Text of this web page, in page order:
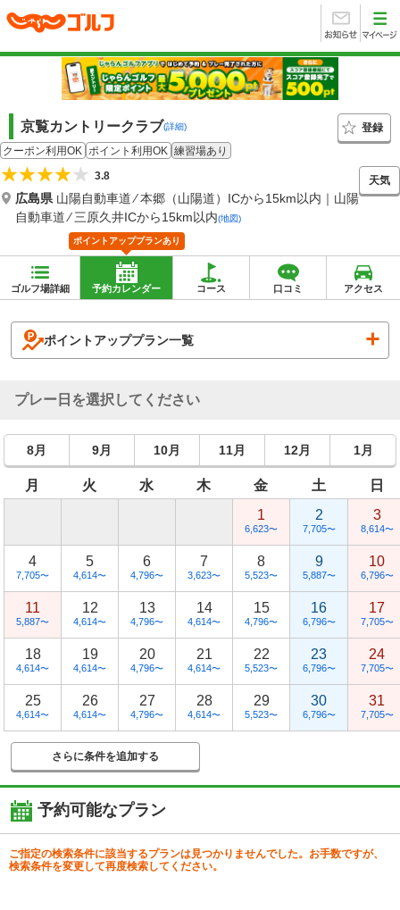
京覧カントリークラブ(詳細)
登録
クーポン利用OK ポイント利用OK 練習場あり
3.8
広島県 山陽自動車道 ⁄ 本郷（山陽道）ICから15km以内｜山陽
自動車道 ⁄ 三原久井ICから15km以内(地図)
天気
ゴルフ場詳細 予約カレンダー
ポイントアッププランあり
コース 口コミ アクセス
ポイントアッププラン一覧
プレー日を選択してください
8月 9月 10月 11月 12月 1月
月 火 水 木 金 土
日
1
6,623〜
2
7,705〜
3
8,614〜
4
7,705〜
5
4,614〜
6
4,796〜
7
3,623〜
8
5,523〜
9
5,887〜
10
6,796〜
11
5,887〜
12
4,614〜
13
4,796〜
14
4,614〜
15
4,796〜
16
6,796〜
17
7,705〜
18
4,614〜
19
4,614〜
20
4,796〜
21
4,614〜
22
5,523〜
23
6,796〜
24
7,705〜
25
4,614〜
26
4,614〜
27
4,796〜
28
4,614〜
29
5,523〜
30
6,796〜
31
7,705〜
さらに条件を追加する
予約可能なプラン
ご指定の検索条件に該当するプランは見つかりませんでした。お手数ですが、
検索条件を変更して再度検索してください。